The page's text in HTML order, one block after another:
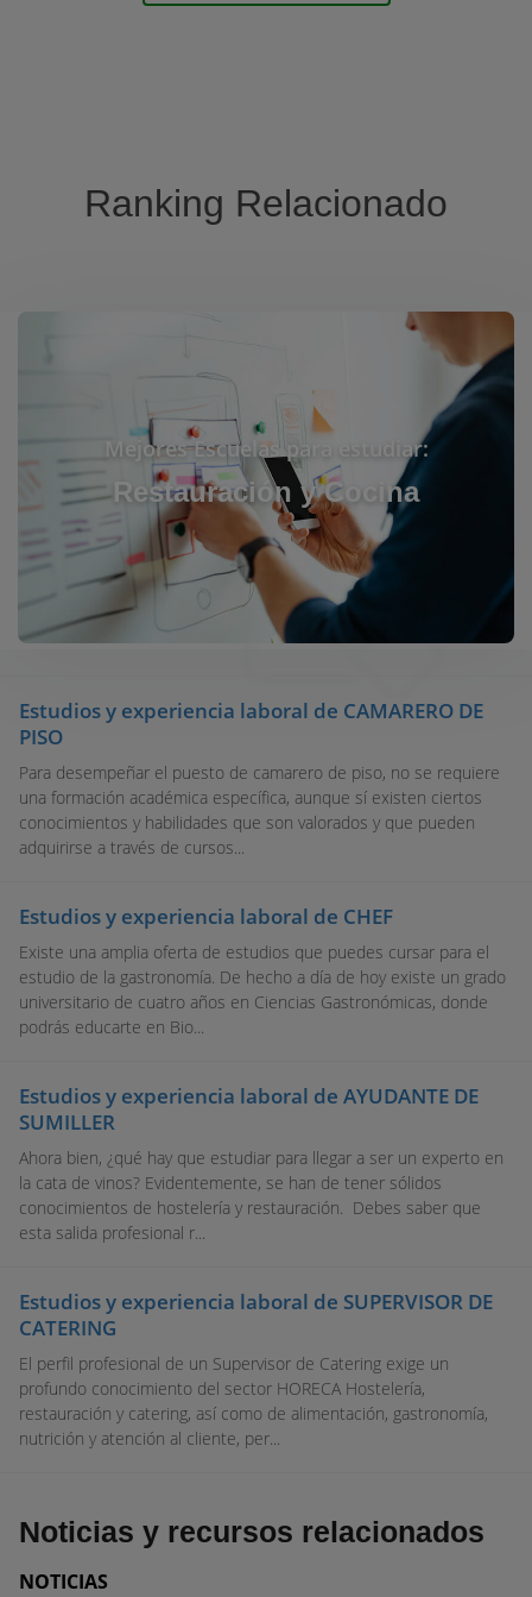
Ranking Relacionado
Mejores Escuelas para estudiar:
Restauración y Cocina
Estudios y experiencia laboral de CAMARERO DE
PISO
Para desempeñar el puesto de camarero de piso, no se requiere
una formación académica específica, aunque sí existen ciertos
conocimientos y habilidades que son valorados y que pueden
adquirirse a través de cursos...
Estudios y experiencia laboral de CHEF
Existe una amplia oferta de estudios que puedes cursar para el
estudio de la gastronomía. De hecho a día de hoy existe un grado
universitario de cuatro años en Ciencias Gastronómicas, donde
podrás educarte en Bio...
Estudios y experiencia laboral de AYUDANTE DE
SUMILLER
Ahora bien, ¿qué hay que estudiar para llegar a ser un experto en
la cata de vinos? Evidentemente, se han de tener sólidos
conocimientos de hostelería y restauración. Debes saber que
esta salida profesional r...
Estudios y experiencia laboral de SUPERVISOR DE
CATERING
El perfil profesional de un Supervisor de Catering exige un
profundo conocimiento del sector HORECA Hostelería,
restauración y catering, así como de alimentación, gastronomía,
nutrición y atención al cliente, per...
Noticias y recursos relacionados
NOTICIAS